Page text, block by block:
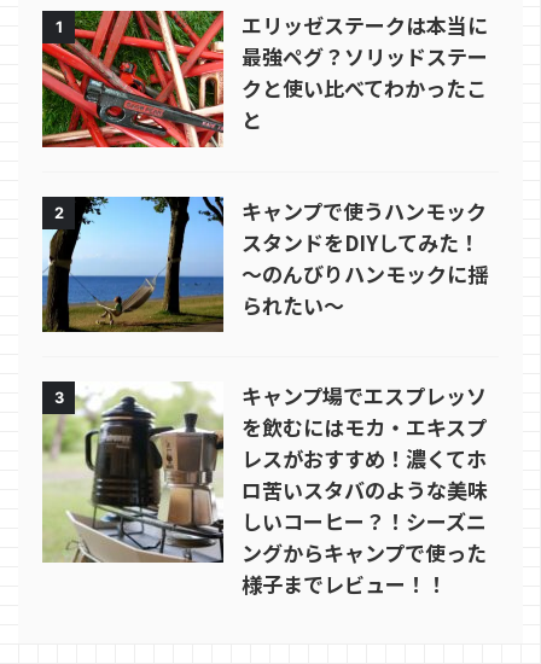
1
エリッゼステークは本当に
最強ペグ？ソリッドステー
クと使い比べてわかったこ
と
2
キャンプで使うハンモック
スタンドをDIYしてみた！
～のんびりハンモックに揺
られたい～
3
キャンプ場でエスプレッソ
を飲むにはモカ・エキスプ
レスがおすすめ！濃くてホ
ロ苦いスタバのような美味
しいコーヒー？！シーズニ
ングからキャンプで使った
様子までレビュー！！